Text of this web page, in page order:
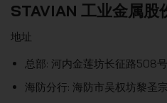
STAVIAN 工业金属股
地址
总部: 河内金莲坊长征路508号
海防分行: 海防市吴权坊黎圣